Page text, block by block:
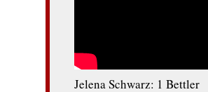
Jelena Schwarz: 1 Bettler